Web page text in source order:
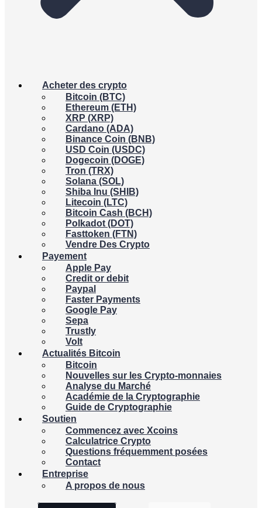
Acheter des crypto
Bitcoin (BTC)
Ethereum (ETH)
XRP (XRP)
Cardano (ADA)
Binance Coin (BNB)
USD Coin (USDC)
Dogecoin (DOGE)
Tron (TRX)
Solana (SOL)
Shiba Inu (SHIB)
Litecoin (LTC)
Bitcoin Cash (BCH)
Polkadot (DOT)
Fasttoken (FTN)
Vendre Des Crypto
Payement
Apple Pay
Credit or debit
Paypal
Faster Payments
Google Pay
Sepa
Trustly
Volt
Actualités Bitcoin
Bitcoin
Nouvelles sur les Crypto-monnaies
Analyse du Marché
Académie de la Cryptographie
Guide de Cryptographie
Soutien
Commencez avec Xcoins
Calculatrice Crypto
Questions fréquemment posées
Contact
Entreprise
A propos de nous